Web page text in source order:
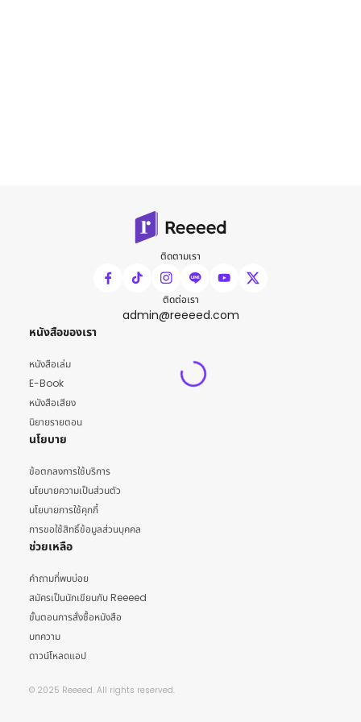
ติดตามเรา
ติดต่อเรา
admin@reeeed.com
หนังสือของเรา
หนังสือเล่ม
E-Book
หนังสือเสียง
นิยายรายตอน
นโยบาย
ข้อตกลงการใช้บริการ
นโยบายความเป็นส่วนตัว
นโยบายการใช้คุกกี้
การขอใช้สิทธิ์ข้อมูลส่วนบุคคล
ช่วยเหลือ
คำถามที่พบบ่อย
สมัครเป็นนักเขียนกับ Reeeed
ขั้นตอนการสั่งซื้อหนังสือ
บทความ
ดาวน์โหลดแอป
© 2025 Reeeed. All rights reserved.